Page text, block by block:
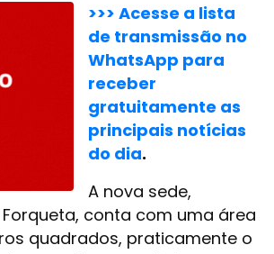
>>> Acesse a lista
de transmissão no
WhatsApp para
receber
gratuitamente as
principais notícias
do dia.
A nova sede,
conta com uma área
quadrados, praticamente o